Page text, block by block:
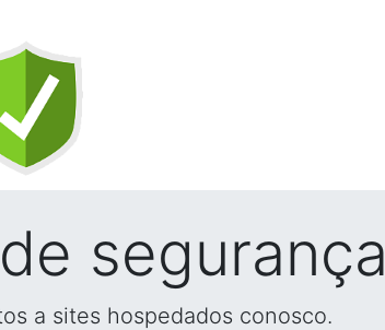
segurança
a sites hospedados conosco.